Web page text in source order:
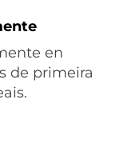
en
de primeira